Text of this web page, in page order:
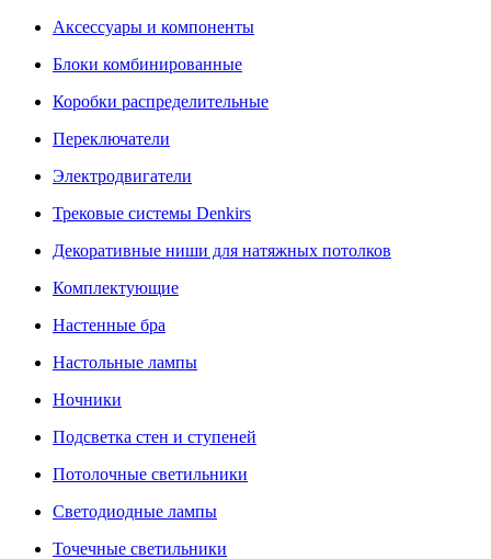
Аксессуары и компоненты
Блоки комбинированные
Коробки распределительные
Переключатели
Электродвигатели
Трековые системы Denkirs
Декоративные ниши для натяжных потолков
Комплектующие
Настенные бра
Настольные лампы
Ночники
Подсветка стен и ступеней
Потолочные светильники
Светодиодные лампы
Точечные светильники